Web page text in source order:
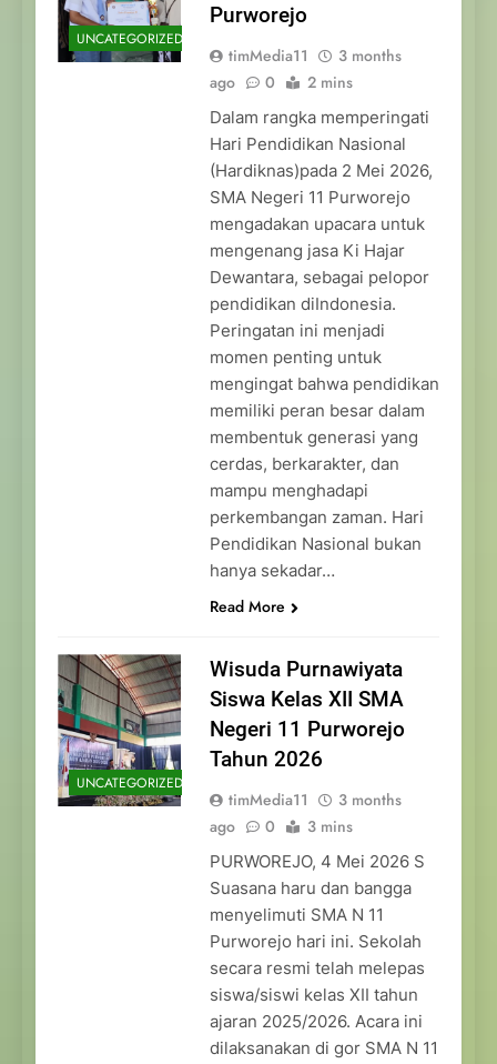
UNCATEGORIZED
Purworejo
timMedia11
3 months
ago
0 2 mins
Dalam rangka memperingati
Hari Pendidikan Nasional
(Hardiknas)pada 2 Mei 2026,
SMA Negeri 11 Purworejo
mengadakan upacara untuk
mengenang jasa Ki Hajar
Dewantara, sebagai pelopor
pendidikan diIndonesia.
Peringatan ini menjadi
momen penting untuk
mengingat bahwa pendidikan
memiliki peran besar dalam
membentuk generasi yang
cerdas, berkarakter, dan
mampu menghadapi
perkembangan zaman. Hari
Pendidikan Nasional bukan
hanya sekadar…
Read More
UNCATEGORIZED
Wisuda Purnawiyata
Siswa Kelas XII SMA
Negeri 11 Purworejo
Tahun 2026
timMedia11
3 months
ago
0 3 mins
PURWOREJO, 4 Mei 2026 S
Suasana haru dan bangga
menyelimuti SMA N 11
Purworejo hari ini. Sekolah
secara resmi telah melepas
siswa/siswi kelas XII tahun
ajaran 2025/2026. Acara ini
dilaksanakan di gor SMA N 11